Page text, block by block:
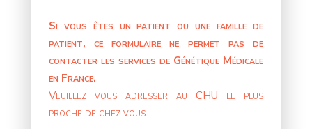
Si vous êtes un patient ou une famille de
patient, ce formulaire ne permet pas de
contacter les services de Génétique Médicale
en France.
Veuillez vous adresser au CHU le plus
proche de chez vous.